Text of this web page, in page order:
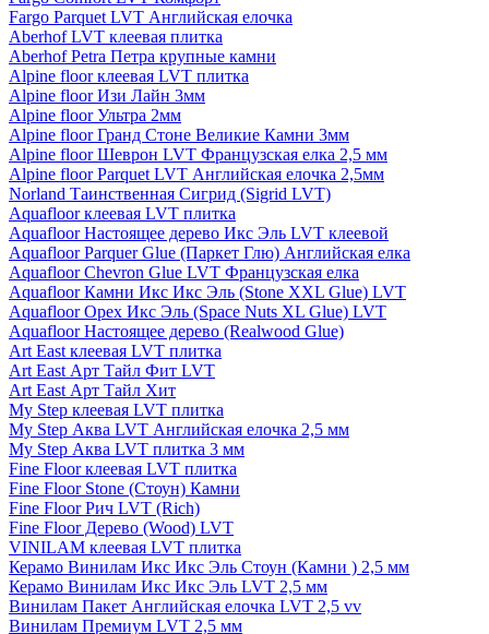
Fargo Parquet LVT Английская елочка
Aberhof LVT клеевая плитка
Aberhof Petra Петра крупные камни
Alpine floor клеевая LVT плитка
Alpine floor Изи Лайн 3мм
Alpine floor Ультра 2мм
Alpine floor Гранд Стоне Великие Камни 3мм
Alpine floor Шеврон LVT Французская елка 2,5 мм
Alpine floor Parquet LVT Английская елочка 2,5мм
Norland Таинственная Сигрид (Sigrid LVT)
Aquafloor клеевая LVT плитка
Aquafloor Настоящее дерево Икс Эль LVT клеевой
Aquafloor Parquer Glue (Паркет Глю) Английская елка
Aquafloor Chevron Glue LVT Французская елка
Aquafloor Камни Икс Икс Эль (Stone XXL Glue) LVT
Aquafloor Орех Икс Эль (Space Nuts XL Glue) LVT
Aquafloor Настоящее дерево (Realwood Glue)
Art East клеевая LVT плитка
Art East Арт Тайл Фит LVT
Art East Арт Тайл Хит
My Step клеевая LVT плитка
My Step Аква LVT Английская елочка 2,5 мм
My Step Аква LVT плитка 3 мм
Fine Floor клеевая LVT плитка
Fine Floor Stone (Стоун) Камни
Fine Floor Рич LVT (Rich)
Fine Floor Дерево (Wood) LVT
VINILAM клеевая LVT плитка
Керамо Винилам Икс Икс Эль Стоун (Камни ) 2,5 мм
Керамо Винилам Икс Икс Эль LVT 2,5 мм
Винилам Пакет Английская елочка LVT 2,5 vv
Винилам Премиум LVT 2,5 мм